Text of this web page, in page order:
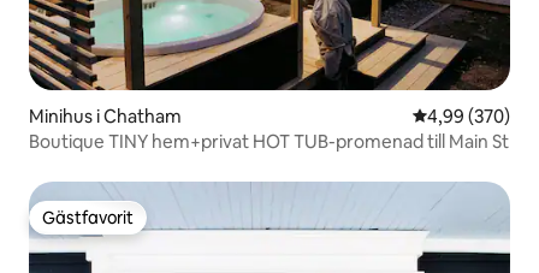
Minihus i Chatham 4,99 av 5 i
4,99 (370)
Boutique TINY hem+privat HOT TUB-promenad till Main St
Gästfavorit
Gästfavorit